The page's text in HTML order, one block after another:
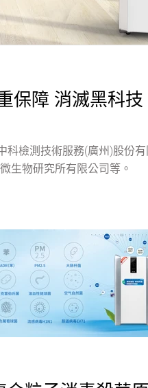
保障 消滅黑科技
科檢測技術服務(廣州)股份有
生物研究所有限公司等。